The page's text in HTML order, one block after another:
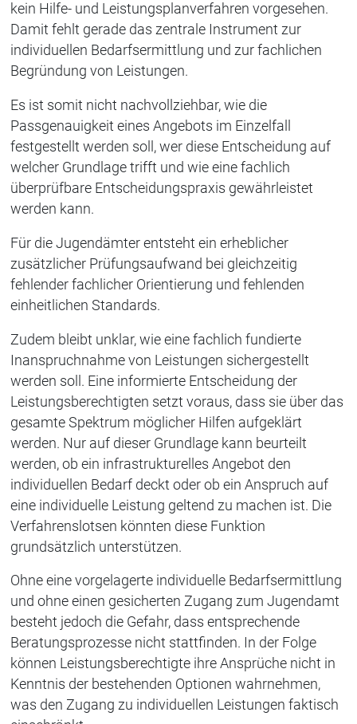
kein Hilfe- und Leistungsplanverfahren vorgesehen.
Damit fehlt gerade das zentrale Instrument zur
individuellen Bedarfsermittlung und zur fachlichen
Begründung von Leistungen.
Es ist somit nicht nachvollziehbar, wie die
Passgenauigkeit eines Angebots im Einzelfall
festgestellt werden soll, wer diese Entscheidung auf
welcher Grundlage trifft und wie eine fachlich
überprüfbare Entscheidungspraxis gewährleistet
werden kann.
Für die Jugendämter entsteht ein erheblicher
zusätzlicher Prüfungsaufwand bei gleichzeitig
fehlender fachlicher Orientierung und fehlenden
einheitlichen Standards.
Zudem bleibt unklar, wie eine fachlich fundierte
Inanspruchnahme von Leistungen sichergestellt
werden soll. Eine informierte Entscheidung der
Leistungsberechtigten setzt voraus, dass sie über das
gesamte Spektrum möglicher Hilfen aufgeklärt
werden. Nur auf dieser Grundlage kann beurteilt
werden, ob ein infrastrukturelles Angebot den
individuellen Bedarf deckt oder ob ein Anspruch auf
eine individuelle Leistung geltend zu machen ist. Die
Verfahrenslotsen könnten diese Funktion
grundsätzlich unterstützen.
Ohne eine vorgelagerte individuelle Bedarfsermittlung
und ohne einen gesicherten Zugang zum Jugendamt
besteht jedoch die Gefahr, dass entsprechende
Beratungsprozesse nicht stattfinden. In der Folge
können Leistungsberechtigte ihre Ansprüche nicht in
Kenntnis der bestehenden Optionen wahrnehmen,
was den Zugang zu individuellen Leistungen faktisch